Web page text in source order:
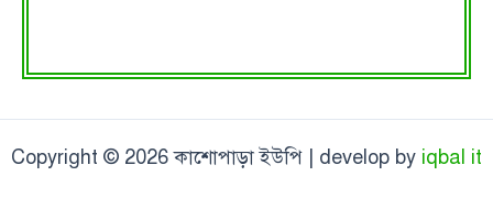
Copyright © 2026 কাশোপাড়া ইউপি | develop by iqbal it